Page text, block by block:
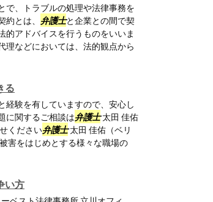
で、トラブルの処理や法律事務を
とは、 弁護士と企業との間で契
的アドバイスを行うものをいいま
理などにおいては、法的観点から
る
経験を有していますので、安心し
に関するご相談は弁護士太田 佳佑
ください弁護士太田 佳佑（ベリ
害をはじめとする様々な職場の
い方